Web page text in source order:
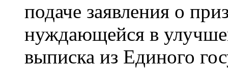
подаче заявления о
нуждающейся в
выписка из Единого